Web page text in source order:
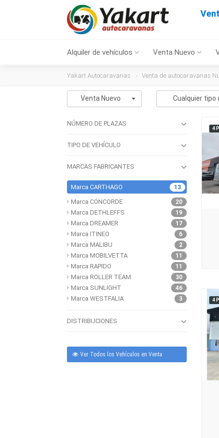
Alquiler de vehículos Venta Nuevo
Yakart Autocaravanas Venta de autocaravanas
Venta Nuevo Cualquier tipo
NÚMERO DE PLAZAS
TIPO DE VEHÍCULO
MARCAS FABRICANTES
13
Marca CARTHAGO
20
Marca CONCORDE
19
Marca DETHLEFFS
17
Marca DREAMER
6
Marca ITINEO
2
Marca MALIBU
11
Marca MOBILVETTA
11
Marca RAPIDO
30
Marca ROLLER TEAM
46
Marca SUNLIGHT
3
Marca WESTFALIA
DISTRIBUCIONES
Ver Todos los Vehículos en Venta
4
4